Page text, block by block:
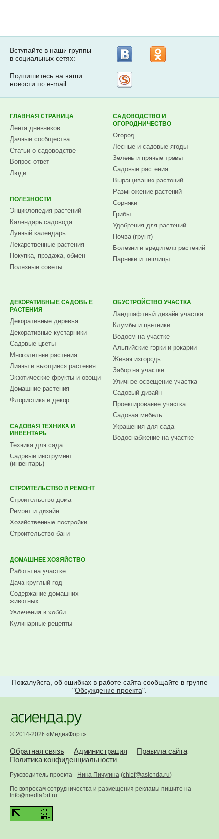
Вступайте в наши группы
в социальных сетях:
Подпишитесь на наши
новости по e-mail:
ГЛАВНАЯ СТРАНИЦА
Лента дневников
Дачные сообщества
Статьи о садоводстве
Вопрос-ответ
Люди
ПОЛЕЗНОСТИ
Энциклопедия растений
Календарь садовода
Лунный календарь
Лекарственные растения
Покупка, продажа, обмен
Полезные советы
САДОВОДСТВО И
ОГОРОДНИЧЕСТВО
Огород
Лесные и садовые ягоды
Зелень и пряные травы
Садовые растения
Выращивание растений
Размножение растений
Сорняки
Грибы
Удобрения для растений
Почва (грунт)
Болезни и вредители растений
Парники и теплицы
ДЕКОРАТИВНЫЕ САДОВЫЕ
РАСТЕНИЯ
Декоративные деревья
Декоративные кустарники
Садовые цветы
Многолетние растения
Лианы и вьющиеся растения
Экзотические фрукты и овощи
Домашние растения
Флористика и декор
САДОВАЯ ТЕХНИКА И
ИНВЕНТАРЬ
Техника для сада
Садовый инструмент
(инвентарь)
ОБУСТРОЙСТВО УЧАСТКА
Ландшафтный дизайн участка
Клумбы и цветники
Водоем на участке
Альпийские горки и рокарии
Живая изгородь
Забор на участке
Уличное освещение участка
Садовый дизайн
Проектирование участка
Садовая мебель
Украшения для сада
Водоснабжение на участке
СТРОИТЕЛЬСТВО И РЕМОНТ
Строительство дома
Ремонт и дизайн
Хозяйственные постройки
Строительство бани
ДОМАШНЕЕ ХОЗЯЙСТВО
Работы на участке
Дача круглый год
Содержание домашних
животных
Увлечения и хобби
Кулинарные рецепты
Пожалуйста, об ошибках в работе сайта сообщайте в группе
"Обсуждение проекта".
© 2014-2026 « МедиаФорт»
Обратная связь Администрация
Правила сайта
Политика конфиденциальности
Руководитель проекта - Нина Пичугина (chief@asienda.ru)
По вопросам сотрудничества и размещения рекламы пишите на
info@mediafort.ru